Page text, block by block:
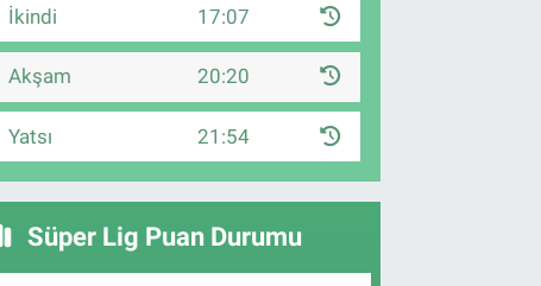
İkindi 17:07
Akşam 20:20
Yatsı 21:54
Süper Lig Puan Durumu